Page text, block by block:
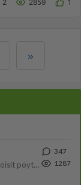
2 2859 1
Siinäpä se kysymys on otsikossa. Mitäpä siis tuot/toisit pöytään parisuhteessa? Oletko mies vai nainen? Koetko sen mitä
347
1287